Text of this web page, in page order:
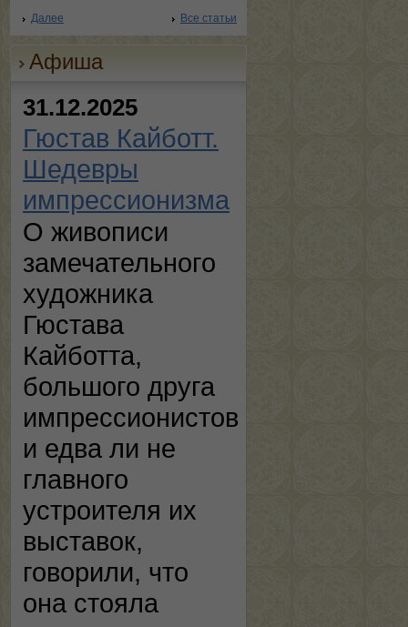
Далее Все статьи
Афиша
31.12.2025
Гюстав Кайботт.
Шедевры
импрессионизма
О живописи
замечательного
художника
Гюстава
Кайботта,
большого друга
импрессионистов
и едва ли не
главного
устроителя их
выставок,
говорили, что
она стояла